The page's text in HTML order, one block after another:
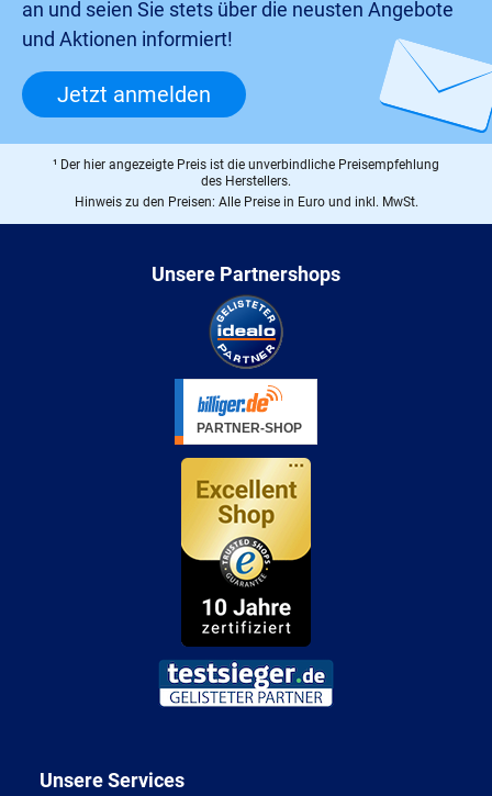
an und seien Sie stets über die neusten Angebote
und Aktionen informiert!
Jetzt anmelden
¹ Der hier angezeigte Preis ist die unverbindliche Preisempfehlung
des Herstellers.
Hinweis zu den Preisen: Alle Preise in Euro und inkl. MwSt.
Unsere Partnershops
Unsere Services